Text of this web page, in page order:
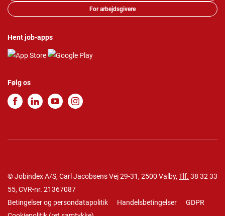
For arbejdsgivere
Hent job-apps
Følg os
© Jobindex A/S, Carl Jacobsens Vej 29-31, 2500 Valby, Tlf. 38 32 33
55, CVR-nr. 21367087
Betingelser og persondatapolitik
Handelsbetingelser
GDPR